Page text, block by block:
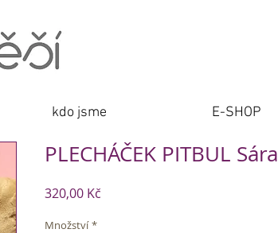
kdo jsme E-SHOP
PLECHÁČEK PITBUL Sára
320,00 Kč
Množství *